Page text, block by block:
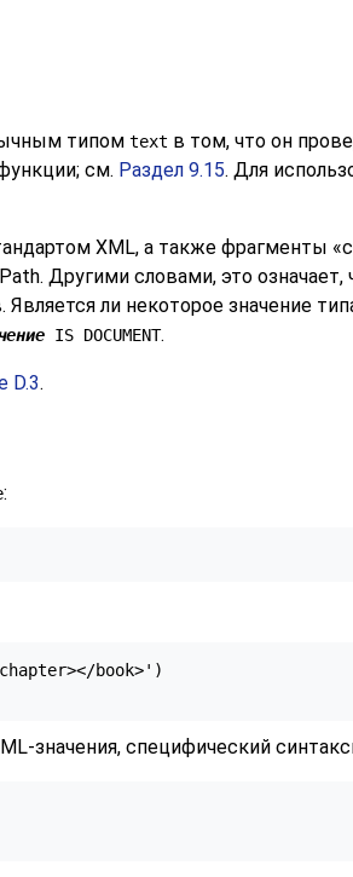
типом text в том, что он
см. Раздел 9.15. Для
XML, а также фрагменты «
Другими словами, это означает,
ли некоторое значение
IS DOCUMENT.
D.3.
:
book>')
значения, специфический